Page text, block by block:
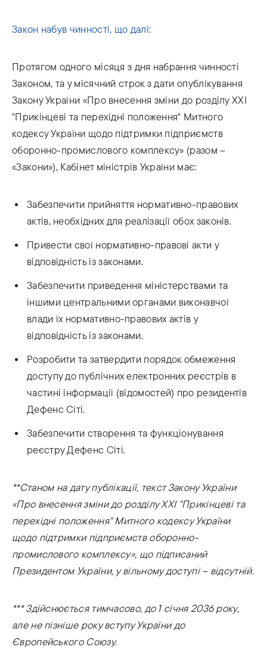
Закон набув чинності, що далі:
Протягом одного місяця з дня набрання чинності
Законом, та у місячний строк з дати опублікування
Закону України «Про внесення зміни до розділу XXI
"Прикінцеві та перехідні положення" Митного
кодексу України щодо підтримки підприємств
оборонно-промислового комплексу» (разом –
«Закони»), Кабінет міністрів України має:
Забезпечити прийняття нормативно-правових
актів, необхідних для реалізації обох законів.
Привести свої нормативно-правові акти у
відповідність із законами.
Забезпечити приведення міністерствами та
іншими центральними органами виконавчої
влади їх нормативно-правових актів у
відповідність із законами.
Розробити та затвердити порядок обмеження
доступу до публічних електронних реєстрів в
частині інформації (відомостей) про резидентів
Дефенс Сіті.
Забезпечити створення та функціонування
реєстру Дефенс Сіті.
**Станом на дату публікації, текст Закону України
«Про внесення зміни до розділу XXI "Прикінцеві та
перехідні положення" Митного кодексу України
щодо підтримки підприємств оборонно-
промислового комплексу», що підписаний
Президентом України, у вільному доступі – відсутній.
*** Здійснюється тимчасово, до 1 січня 2036 року,
але не пізніше року вступу України до
Європейського Союзу.